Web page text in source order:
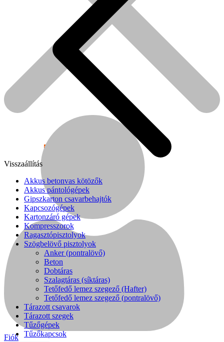
Népszerű!
Senco
Fiók
Visszaállítás
Akkus betonvas kötözők
Akkus pántológépek
Gipszkarton csavarbehajtók
Kapcsozógépek
Kartonzáró gépek
Kompresszorok
Ragasztópisztolyok
Szögbelövő pisztolyok
Anker (pontralövő)
Beton
Dobtáras
Szalagtáras (síktáras)
Tetőfedő lemez szegező (Hafter)
Tetőfedő lemez szegező (pontralövő)
Tárazott csavarok
Tárazott szegek
Tűzőgépek
Tűzőkapcsok